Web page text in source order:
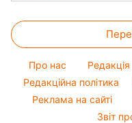
Олена Зеленська
Кейт Міддлтон
Алла Пугачова
Максим Галкін
Фарбування
Гарний манікюр
Модні помилки
Новини моди
Поради від Андре
Тести по картинці
Оптичні ілюзії
Народні прикмети
Усе про шоу-бізнес
Про нас Редакція
Редакційна політика
Реклама на сайті
Звіт